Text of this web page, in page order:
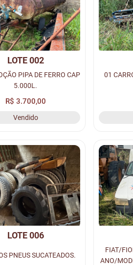
LOTE 002
PIPA DE FERRO CAP
5.000L.
R$ 3.700,00
Vendido
01
LOTE 006
PNEUS SUCATEADOS.
FIAT/
ANO/